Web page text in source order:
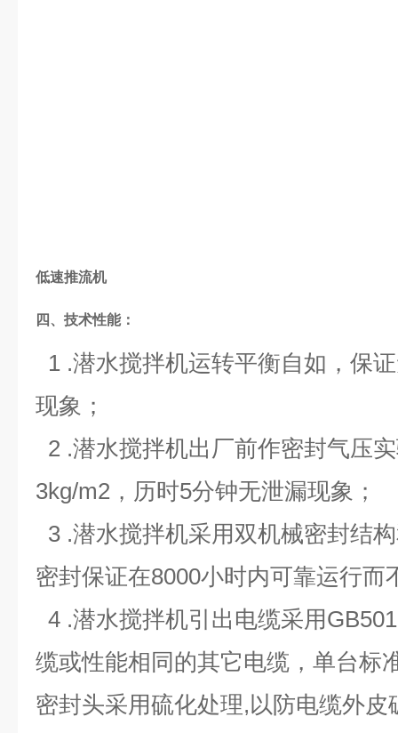
低速推流机
四、技术性能：
1 .潜水搅拌机运转平衡自如，保
现象；
2 .潜水搅拌机出厂前作密封气压
3kg/m2，历时5分钟无泄漏现象；
3 .潜水搅拌机采用双机械密封结
密封保证在8000小时内可靠运行而
4 .潜水搅拌机引出电缆采用
缆或性能相同的其它电缆，单台标
密封头采用硫化处理,以防电缆外